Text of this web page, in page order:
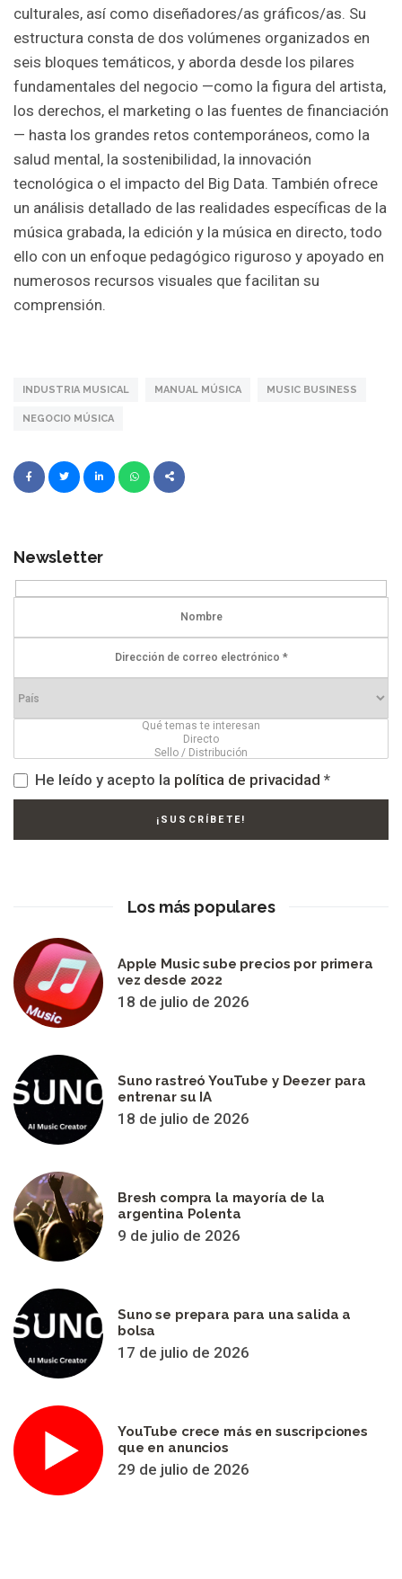
culturales, así como diseñadores/as gráficos/as. Su
estructura consta de dos volúmenes organizados en
seis bloques temáticos, y aborda desde los pilares
fundamentales del negocio —como la figura del artista,
los derechos, el marketing o las fuentes de financiación
— hasta los grandes retos contemporáneos, como la
salud mental, la sostenibilidad, la innovación
tecnológica o el impacto del Big Data. También ofrece
un análisis detallado de las realidades específicas de la
música grabada, la edición y la música en directo, todo
ello con un enfoque pedagógico riguroso y apoyado en
numerosos recursos visuales que facilitan su
comprensión.
INDUSTRIA MUSICAL MANUAL MÚSICA MUSIC BUSINESS
NEGOCIO MÚSICA
Newsletter
He leído y acepto la política de privacidad *
Los más populares
Apple Music sube precios por primera
vez desde 2022
18 de julio de 2026
Suno rastreó YouTube y Deezer para
entrenar su IA
18 de julio de 2026
Bresh compra la mayoría de la
argentina Polenta
9 de julio de 2026
Suno se prepara para una salida a
bolsa
17 de julio de 2026
YouTube crece más en suscripciones
que en anuncios
29 de julio de 2026